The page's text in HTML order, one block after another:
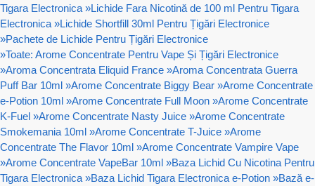
Tigara Electronica »Lichide Fara Nicotină de 100 ml Pentru Tigara
Electronica »Lichide Shortfill 30ml Pentru Țigări Electronice
»Pachete de Lichide Pentru Țigări Electronice
»Toate: Arome Concentrate Pentru Vape Și Țigări Electronice
»Aroma Concentrata Eliquid France »Aroma Concentrata Guerra
Puff Bar 10ml »Arome Concentrate Biggy Bear »Arome Concentrate
e-Potion 10ml »Arome Concentrate Full Moon »Arome Concentrate
K-Fuel »Arome Concentrate Nasty Juice »Arome Concentrate
Smokemania 10ml »Arome Concentrate T-Juice »Arome
Concentrate The Flavor 10ml »Arome Concentrate Vampire Vape
»Arome Concentrate VapeBar 10ml »Baza Lichid Cu Nicotina Pentru
Tigara Electronica »Baza Lichid Tigara Electronica e-Potion »Bază e-